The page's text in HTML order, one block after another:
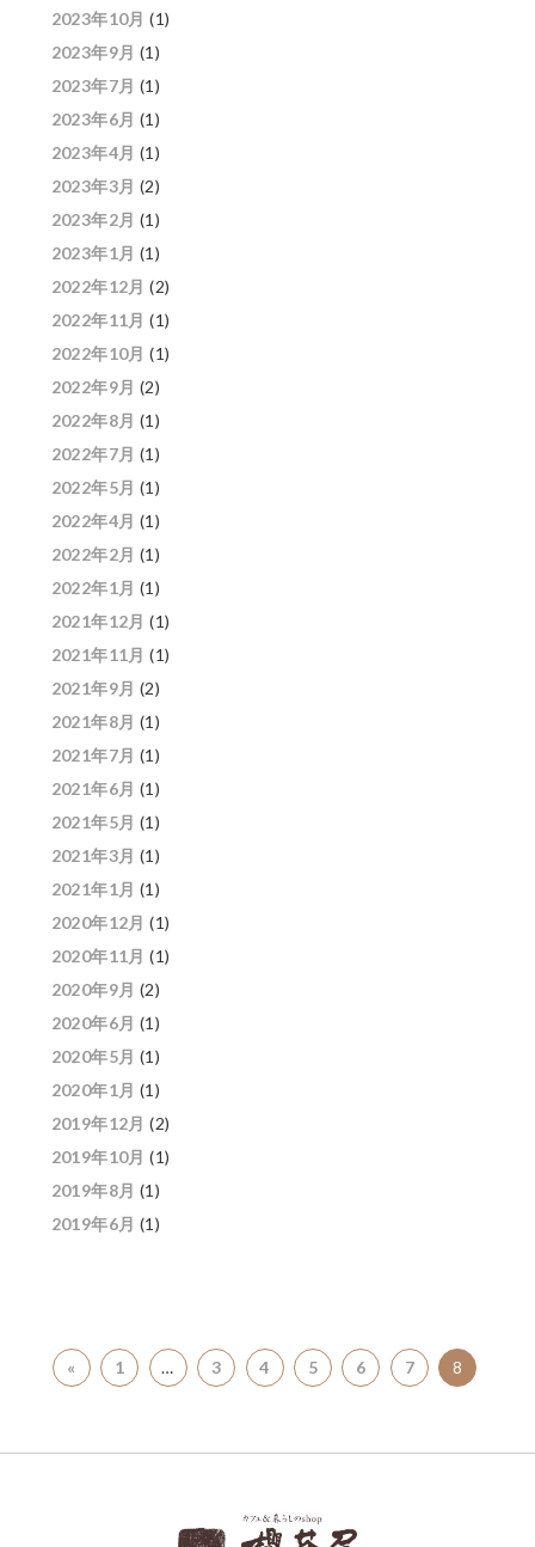
2023年10月 (1)
2023年9月 (1)
2023年7月 (1)
2023年6月 (1)
2023年4月 (1)
2023年3月 (2)
2023年2月 (1)
2023年1月 (1)
2022年12月 (2)
2022年11月 (1)
2022年10月 (1)
2022年9月 (2)
2022年8月 (1)
2022年7月 (1)
2022年5月 (1)
2022年4月 (1)
2022年2月 (1)
2022年1月 (1)
2021年12月 (1)
2021年11月 (1)
2021年9月 (2)
2021年8月 (1)
2021年7月 (1)
2021年6月 (1)
2021年5月 (1)
2021年3月 (1)
2021年1月 (1)
2020年12月 (1)
2020年11月 (1)
2020年9月 (2)
2020年6月 (1)
2020年5月 (1)
2020年1月 (1)
2019年12月 (2)
2019年10月 (1)
2019年8月 (1)
2019年6月 (1)
« 1 … 3 4 5 6 7 8